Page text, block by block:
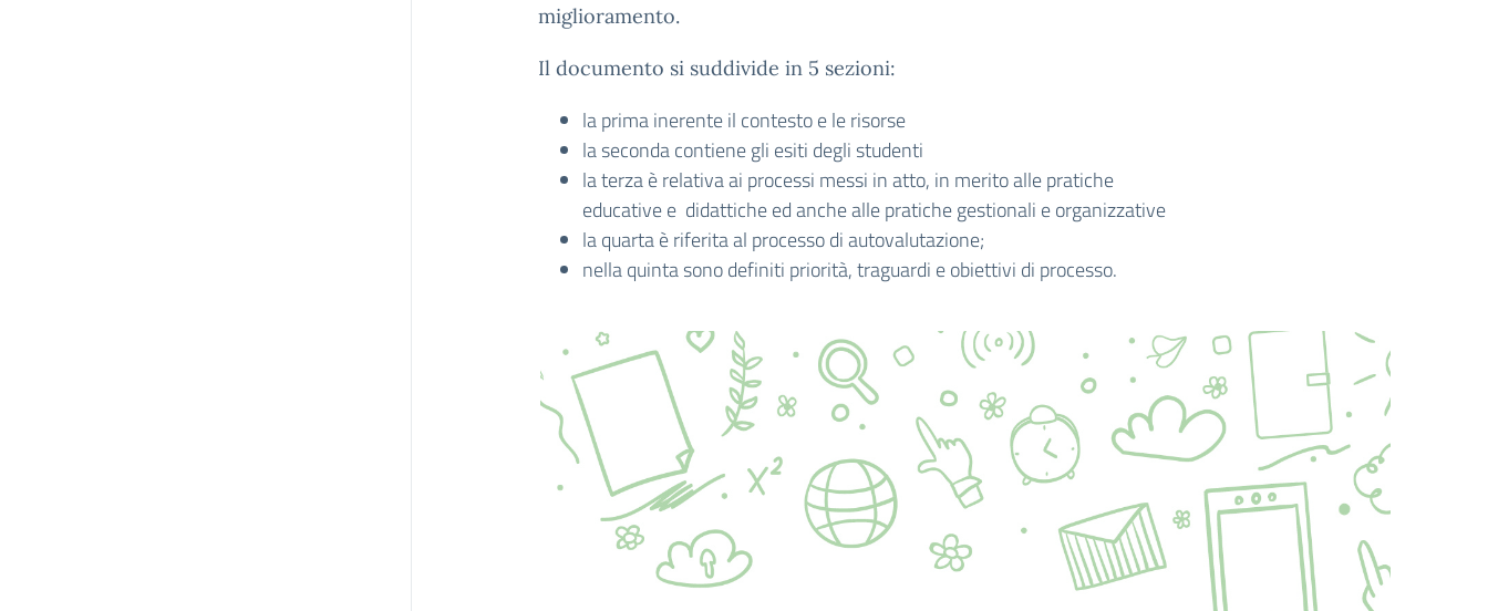
miglioramento.
Il documento si suddivide in 5 sezioni:
la prima inerente il contesto e le risorse
la seconda contiene gli esiti degli studenti
la terza è relativa ai processi messi in atto, in merito alle pratiche
educative e didattiche ed anche alle pratiche gestionali e organizzative
la quarta è riferita al processo di autovalutazione;
nella quinta sono definiti priorità, traguardi e obiettivi di processo.